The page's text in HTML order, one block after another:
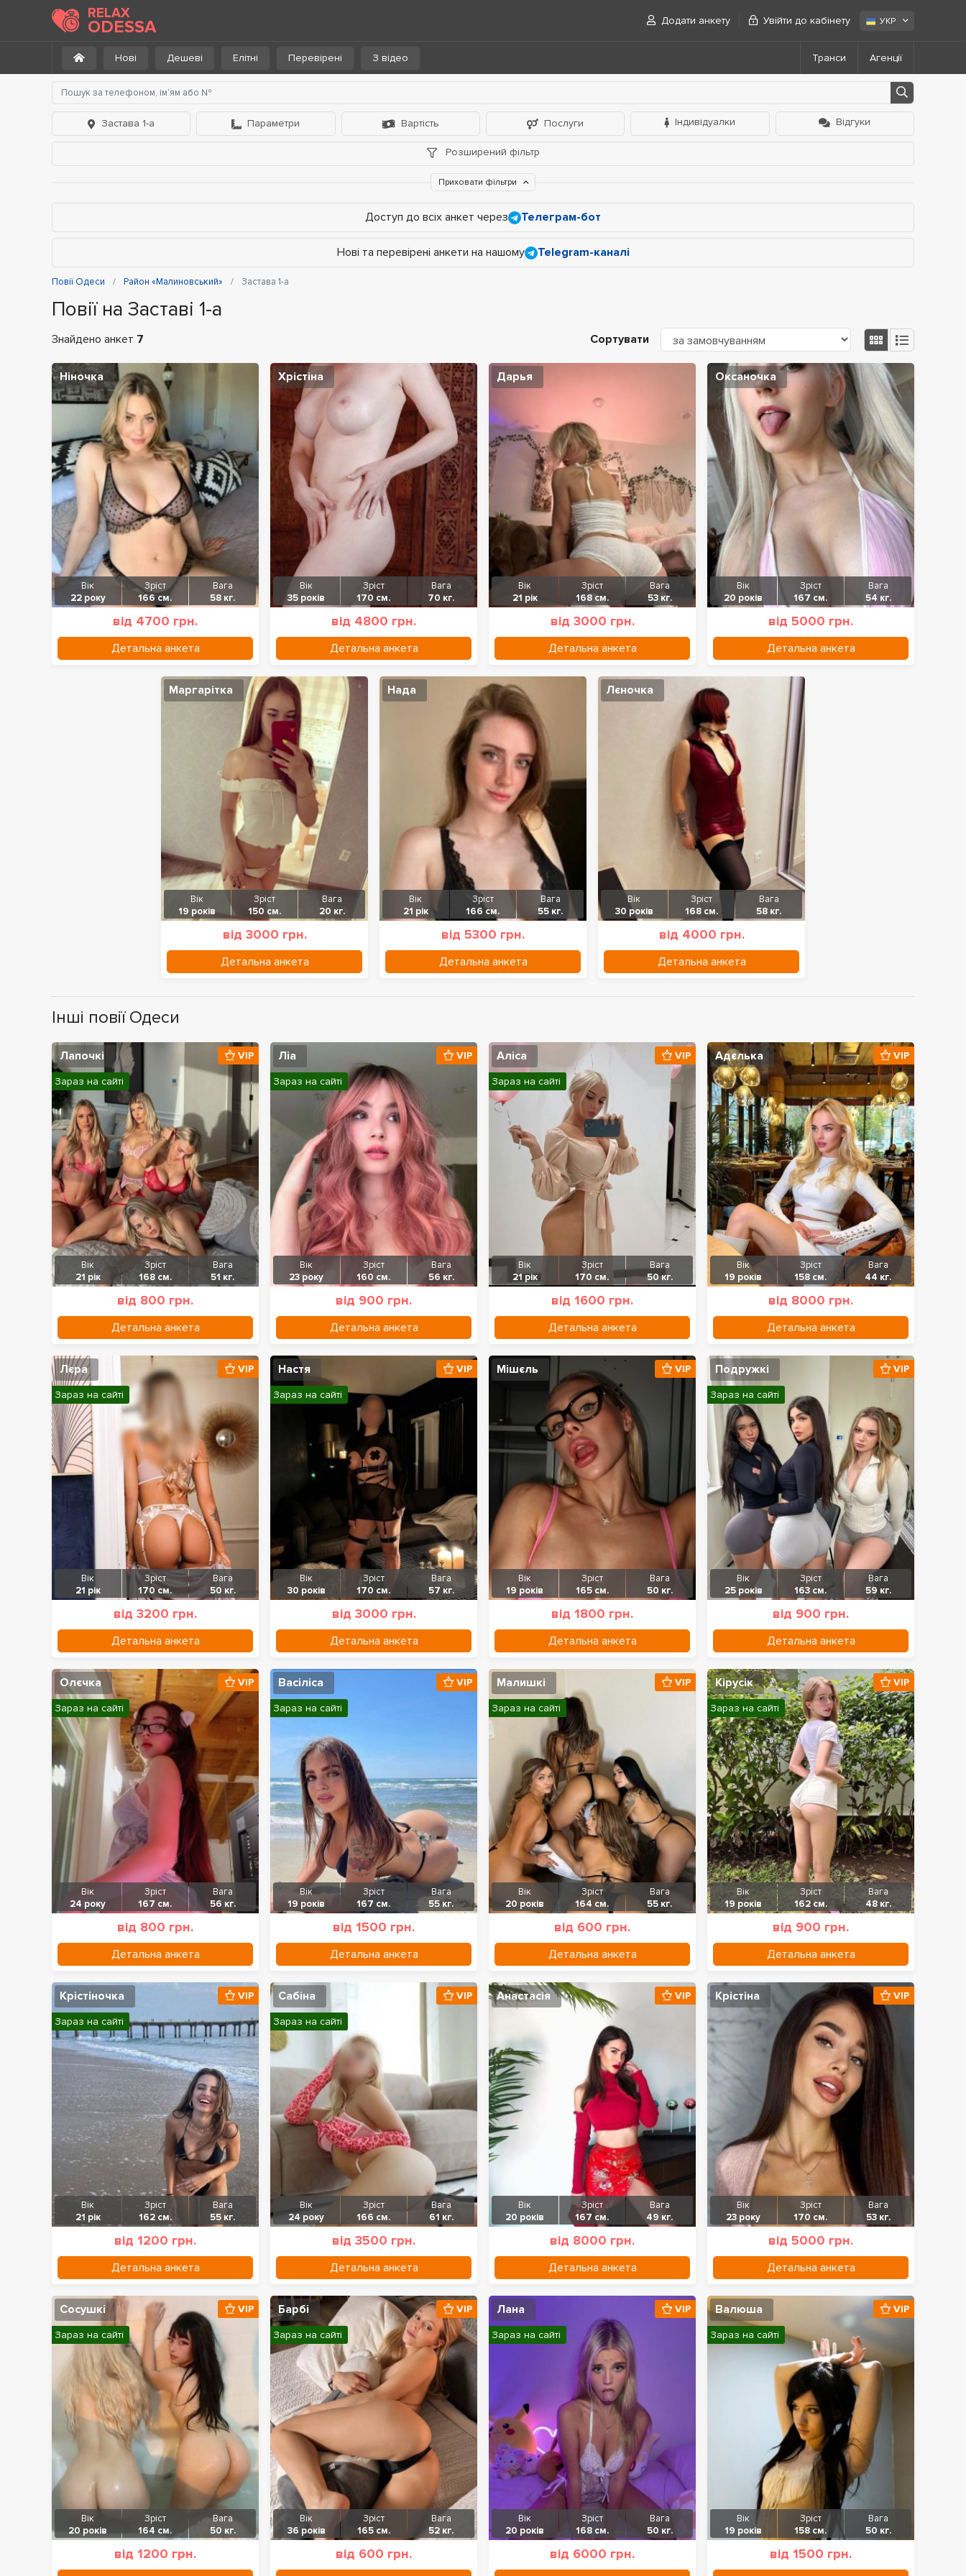
RELAX
ODESSA Додати анкету Увійти до кабінету УКР
Нові Дешеві Елітні Перевірені З відео Транси Агенції
Застава 1-а Параметри Вартість Послуги Індивідуалки Відгуки
Розширений фільтр
Приховати фільтри
Доступ до всіх анкет через Телеграм-бот
Нові та перевірені анкети на нашому Telegram-каналі
Повії Одеси Район «Малиновський» Застава 1-а
Повії на Заставі 1-а
Знайдено анкет 7 Сортувати
Ніночка
Вік
22 року
Зріст
166 см.
Вага
58 кг.
від 4700 грн.
Детальна анкета
Хрістіна
Вік
35 років
Зріст
170 см.
Вага
70 кг.
від 4800 грн.
Детальна анкета
Дарья
Вік
21 рік
Зріст
168 см.
Вага
53 кг.
від 3000 грн.
Детальна анкета
Оксаночка
Вік
20 років
Зріст
167 см.
Вага
54 кг.
від 5000 грн.
Детальна анкета
Маргарітка
Вік
19 років
Зріст
150 см.
Вага
20 кг.
від 3000 грн.
Детальна анкета
Нада
Вік
21 рік
Зріст
166 см.
Вага
55 кг.
від 5300 грн.
Детальна анкета
Лєночка
Вік
30 років
Зріст
168 см.
Вага
58 кг.
від 4000 грн.
Детальна анкета
Інші повії Одеси
Лапочкі
Вік
21 рік
Зріст
168 см.
Вага
51 кг.
від 800 грн.
Детальна анкета
VIP
Зараз на сайті
Ліа
Вік
23 року
Зріст
160 см.
Вага
56 кг.
від 900 грн.
Детальна анкета
VIP
Зараз на сайті
Аліса
Вік
21 рік
Зріст
170 см.
Вага
50 кг.
від 1600 грн.
Детальна анкета
VIP
Зараз на сайті
Адєлька
Вік
19 років
Зріст
158 см.
Вага
44 кг.
від 8000 грн.
Детальна анкета
VIP
Лєра
Вік
21 рік
Зріст
170 см.
Вага
50 кг.
від 3200 грн.
Детальна анкета
VIP
Зараз на сайті
Настя
Вік
30 років
Зріст
170 см.
Вага
57 кг.
від 3000 грн.
Детальна анкета
VIP
Зараз на сайті
Мішєль
Вік
19 років
Зріст
165 см.
Вага
50 кг.
від 1800 грн.
Детальна анкета
VIP Подружкі
Вік
25 років
Зріст
163 см.
Вага
59 кг.
від 900 грн.
Детальна анкета
VIP
Зараз на сайті
Олєчка
Вік
24 року
Зріст
167 см.
Вага
56 кг.
від 800 грн.
Детальна анкета
VIP
Зараз на сайті
Васіліса
Вік
19 років
Зріст
167 см.
Вага
55 кг.
від 1500 грн.
Детальна анкета
VIP
Зараз на сайті
Малишкі
Вік
20 років
Зріст
164 см.
Вага
55 кг.
від 600 грн.
Детальна анкета
VIP
Зараз на сайті
Кірусік
Вік
19 років
Зріст
162 см.
Вага
48 кг.
від 900 грн.
Детальна анкета
VIP
Зараз на сайті
Крістіночка
Вік
21 рік
Зріст
162 см.
Вага
55 кг.
від 1200 грн.
Детальна анкета
VIP
Зараз на сайті
Сабіна
Вік
24 року
Зріст
166 см.
Вага
61 кг.
від 3500 грн.
Детальна анкета
VIP
Зараз на сайті
Анастасія
Вік
20 років
Зріст
167 см.
Вага
49 кг.
від 8000 грн.
Детальна анкета
VIP Крістіна
Вік
23 року
Зріст
170 см.
Вага
53 кг.
від 5000 грн.
Детальна анкета
VIP
Сосушкі
Вік
20 років
Зріст
164 см.
Вага
50 кг.
від 1200 грн.
VIP
Зараз на сайті
Барбі
Вік
36 років
Зріст
165 см.
Вага
52 кг.
від 600 грн.
VIP
Зараз на сайті
Лана
Вік
20 років
Зріст
168 см.
Вага
50 кг.
від 6000 грн.
VIP
Зараз на сайті
Валюша
Вік
19 років
Зріст
158 см.
Вага
50 кг.
від 1500 грн.
VIP
Зараз на сайті